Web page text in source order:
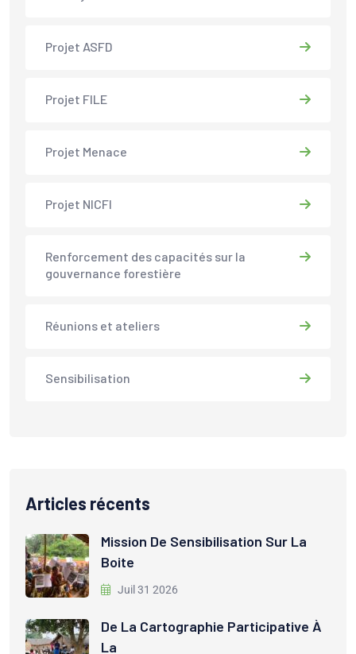
Projet ASFD
Projet FILE
Projet Menace
Projet NICFI
Renforcement des capacités sur la
gouvernance forestière
Réunions et ateliers
Sensibilisation
Articles récents
Mission De Sensibilisation Sur La
Boite
Juil 31 2026
De La Cartographie Participative À
La